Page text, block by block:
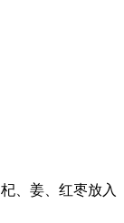
、姜、红枣放入